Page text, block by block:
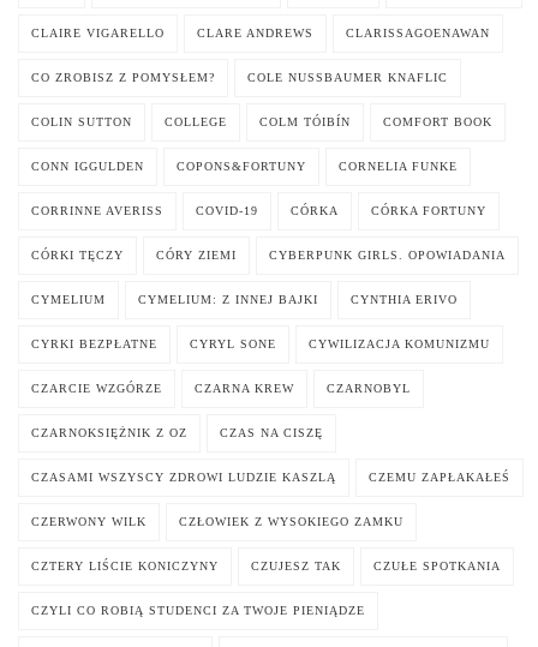
CLAIRE VIGARELLO CLARE ANDREWS CLARISSAGOENAWAN
CO ZROBISZ Z POMYSŁEM? COLE NUSSBAUMER KNAFLIC
COLIN SUTTON COLLEGE COLM TÓIBÍN COMFORT BOOK
CONN IGGULDEN COPONS&FORTUNY CORNELIA FUNKE
CORRINNE AVERISS COVID-19 CÓRKA CÓRKA FORTUNY
CÓRKI TĘCZY CÓRY ZIEMI CYBERPUNK GIRLS. OPOWIADANIA
CYMELIUM CYMELIUM: Z INNEJ BAJKI CYNTHIA ERIVO
CYRKI BEZPŁATNE CYRYL SONE CYWILIZACJA KOMUNIZMU
CZARCIE WZGÓRZE CZARNA KREW CZARNOBYL
CZARNOKSIĘŻNIK Z OZ CZAS NA CISZĘ
CZASAMI WSZYSCY ZDROWI LUDZIE KASZLĄ CZEMU ZAPŁAKAŁEŚ
CZERWONY WILK CZŁOWIEK Z WYSOKIEGO ZAMKU
CZTERY LIŚCIE KONICZYNY CZUJESZ TAK CZUŁE SPOTKANIA
CZYLI CO ROBIĄ STUDENCI ZA TWOJE PIENIĄDZE